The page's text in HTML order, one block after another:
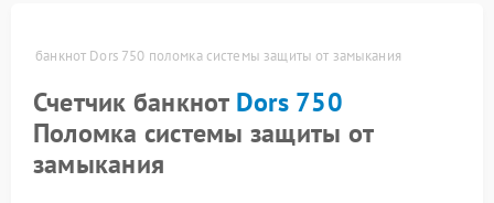
банкнот Dors 750 поломка системы защиты от замыкания
Счетчик банкнот Dors 750
Поломка системы защиты от
замыкания